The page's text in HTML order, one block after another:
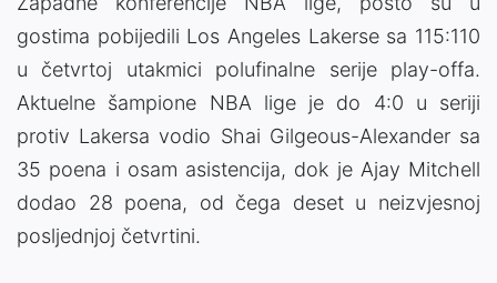
gostima pobijedili Los Angeles Lakerse sa 115:110
u četvrtoj utakmici polufinalne serije play-offa.
Aktuelne šampione NBA lige je do 4:0 u seriji
protiv Lakersa vodio Shai Gilgeous-Alexander sa
35 poena i osam asistencija, dok je Ajay Mitchell
dodao 28 poena, od čega deset u neizvjesnoj
posljednjoj četvrtini.